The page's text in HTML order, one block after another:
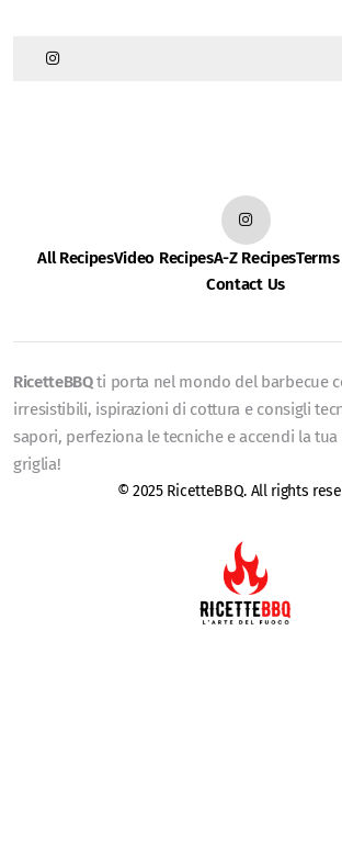
All RecipesVideo RecipesA-Z Recipes
Contact Us
RicetteBBQti porta nel mondo del barbecue
irresistibili, ispirazioni di cottura e consigli
sapori, perfeziona le tecniche e accendi la
griglia!
© 2025 RicetteBBQ. All rights